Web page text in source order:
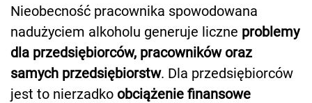
Nieobecność pracownika spowodowana
nadużyciem alkoholu generuje liczne problemy
dla przedsiębiorców, pracowników oraz
samych przedsiębiorstw. Dla przedsiębiorców
jest to nierzadko obciążenie finansowe